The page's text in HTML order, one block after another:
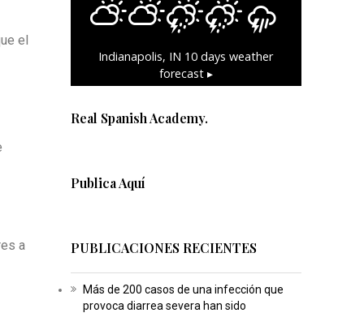
el
a
Indianapolis, IN 10 days weather
forecast ▸
Real Spanish Academy.
Publica Aquí
PUBLICACIONES RECIENTES
Más de 200 casos de una infección que
provoca diarrea severa han sido